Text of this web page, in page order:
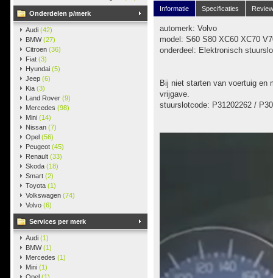
Onderdelen p/merk
Audi (42)
BMW(27)
Citroen (36)
Fiat (3)
Hyundai (5)
Jeep (6)
Kia (3)
Land Rover (9)
Mercedes (98)
Mini (14)
Nissan (7)
Opel (56)
Peugeot (45)
Renault (33)
Skoda (18)
Smart (2)
Toyota (1)
Volkswagen (74)
Volvo (6)
Services per merk
Audi (1)
BMW(1)
Mercedes (1)
Mini (1)
Informatie Specificaties
automerk: Volvo
model: S60 S80 XC60 XC70
onderdeel: Elektronisch
Bij niet starten van voertuig en
vrijgave.
stuurslotcode: P31202262 /